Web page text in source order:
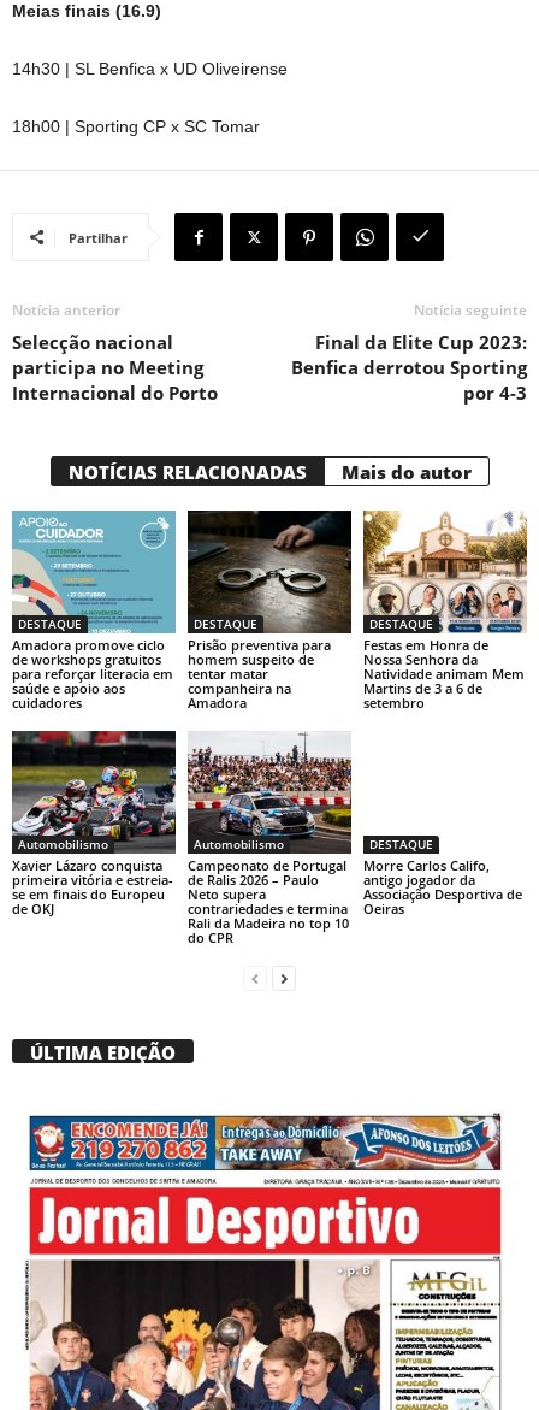
Meias finais (16.9)
14h30 | SL Benfica x UD Oliveirense
18h00 | Sporting CP x SC Tomar
Partilhar
Notícia anterior
Selecção nacional
participa no Meeting
Internacional do Porto
Notícia seguinte
Final da Elite Cup 2023:
Benfica derrotou Sporting
por 4-3
NOTÍCIAS RELACIONADAS Mais do autor
DESTAQUE
Amadora promove ciclo
de workshops gratuitos
para reforçar literacia em
saúde e apoio aos
cuidadores
DESTAQUE
Prisão preventiva para
homem suspeito de
tentar matar
companheira na
Amadora
DESTAQUE
Festas em Honra de
Nossa Senhora da
Natividade animam Mem
Martins de 3 a 6 de
setembro
Automobilismo
Xavier Lázaro conquista
primeira vitória e estreia-
se em finais do Europeu
de OKJ
Automobilismo
Campeonato de Portugal
de Ralis 2026 – Paulo
Neto supera
contrariedades e termina
Rali da Madeira no top 10
do CPR
DESTAQUE
Morre Carlos Califo,
antigo jogador da
Associação Desportiva de
Oeiras
ÚLTIMA EDIÇÃO